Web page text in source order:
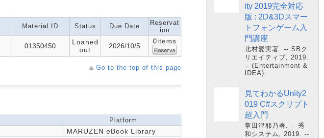
Material ID Status Due Date
Reservat
ion
01350450
Loaned
out
2026/10/5
0items
Go to the top of this page
Platform
MARUZEN eBook Library
ity 2019完全対応
版 : 2D&3Dスマー
トフォンゲーム入
門講座
北村愛実著. -- SBク
リエイティブ, 2019.
-- (Entertainment &
IDEA).
見てわかるUnity2
019 C#スクリプト
超入門
掌田津耶乃著. -- 秀
和システム, 2019. --